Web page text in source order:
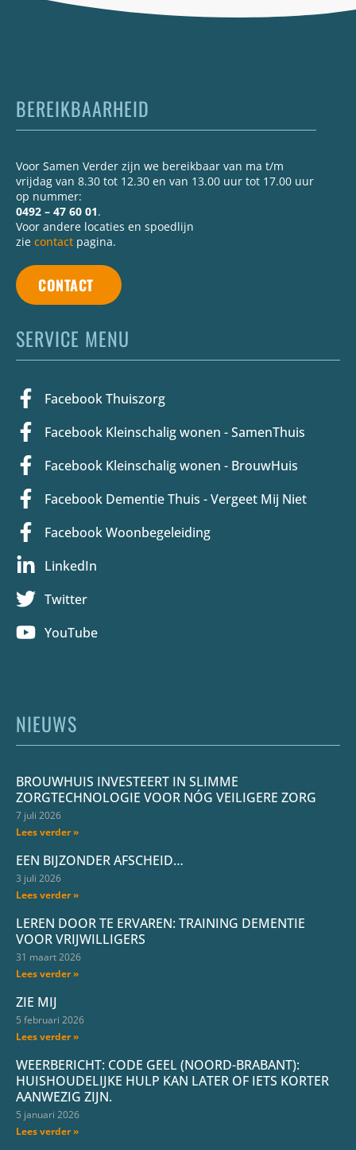
BEREIKBAARHEID
Voor Samen Verder zijn we bereikbaar van ma t/m
vrijdag van 8.30 tot 12.30 en van 13.00 uur tot 17.00 uur
op nummer:
0492 – 47 60 01.
Voor andere locaties en spoedlijn
zie contact pagina.
CONTACT
SERVICE MENU
Facebook Thuiszorg
Facebook Kleinschalig wonen - SamenThuis
Facebook Kleinschalig wonen - BrouwHuis
Facebook Dementie Thuis - Vergeet Mij Niet
Facebook Woonbegeleiding
LinkedIn
Twitter
YouTube
NIEUWS
BROUWHUIS INVESTEERT IN SLIMME
ZORGTECHNOLOGIE VOOR NÓG VEILIGERE ZORG
7 juli 2026
Lees verder »
EEN BIJZONDER AFSCHEID…
3 juli 2026
Lees verder »
LEREN DOOR TE ERVAREN: TRAINING DEMENTIE
VOOR VRIJWILLIGERS
31 maart 2026
Lees verder »
ZIE MIJ
5 februari 2026
Lees verder »
WEERBERICHT: CODE GEEL (NOORD-BRABANT):
HUISHOUDELIJKE HULP KAN LATER OF IETS KORTER
AANWEZIG ZIJN.
5 januari 2026
Lees verder »